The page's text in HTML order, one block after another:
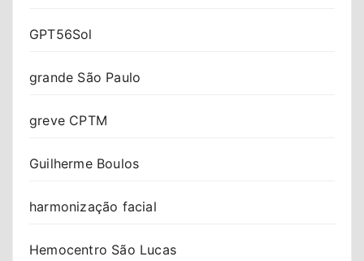
GPT56Sol
grande São Paulo
greve CPTM
Guilherme Boulos
harmonização facial
Hemocentro São Lucas